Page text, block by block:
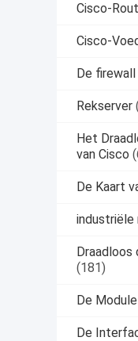
Cisco-
Cisco-
De
Rekserver
Het
van Cisco
De Kaart
Draadloos
(181)
De
De